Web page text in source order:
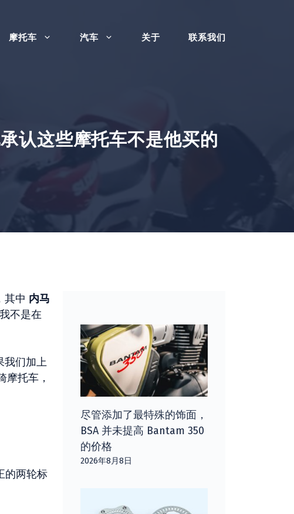
摩托车 汽车 关于 联系我们
认这些摩托车不是他买的
其中 内马
不是在
我们加上
摩托车，
的两轮标
尽管添加了最特殊的饰面，
BSA 并未提高 Bantam 350
的价格
2026年8月8日